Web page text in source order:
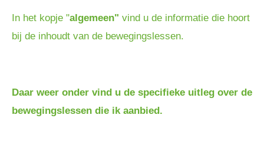
In het kopje "algemeen" vind u de informatie die hoort
bij de inhoudt van de bewegingslessen.
Daar weer onder vind u de specifieke uitleg over de
bewegingslessen die ik aanbied.